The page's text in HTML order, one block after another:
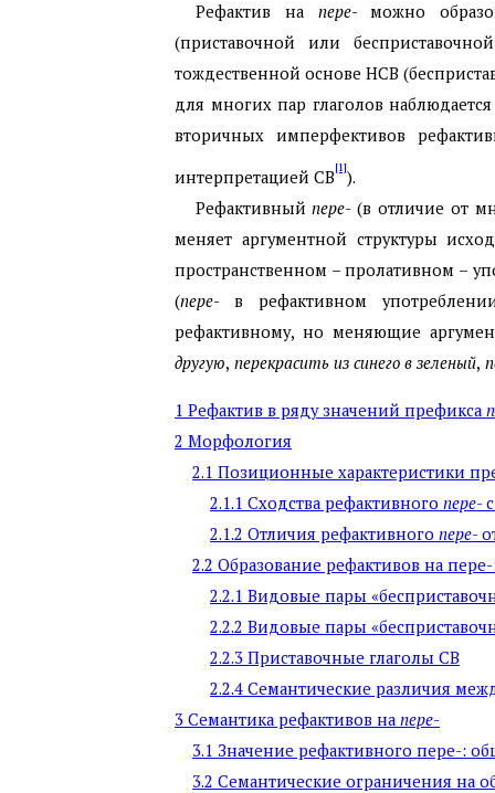
Рефактив на пере- можно
(приставочной или
тождественной основе НСВ
для многих пар глаголов
вторичных имперфективов
интерпретацией СВ[1]).
Рефактивныйпере- (в отличие от
меняет аргументной структуры
пространственном – пролативном –
(пере- в рефактивном
рефактивному, но меняющие
другую, перекрасить из синего в зеленый,
1 Рефактив в ряду значений префикса
2 Морфология
2.1 Позиционные характеристики
2.1.1 Сходства рефактивного пере-
2.1.2 Отличия рефактивного пере-
2.2 Образование рефактивов на
2.2.1 Видовые пары
2.2.2 Видовые пары
2.2.3 Приставочные глаголы СВ
2.2.4 Семантические различия
3 Семантика рефактивов на пере-
3.1 Значение рефактивного пере-:
3.2 Семантические ограничения на